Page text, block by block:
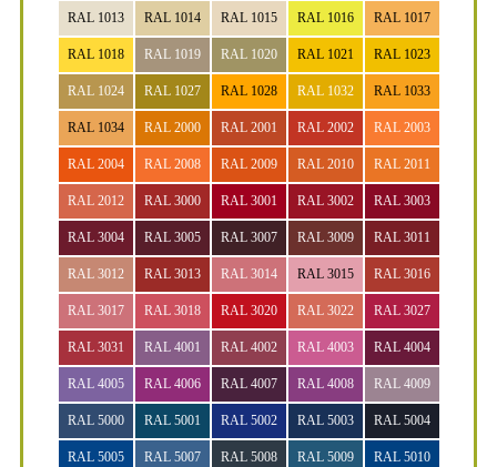
RAL 1013 RAL 1014 RAL 1015 RAL 1016 RAL 1017
RAL 1018 RAL 1019 RAL 1020 RAL 1021 RAL 1023
RAL 1024 RAL 1027 RAL 1028 RAL 1032 RAL 1033
RAL 1034 RAL 2000 RAL 2001 RAL 2002 RAL 2003
RAL 2004 RAL 2008 RAL 2009 RAL 2010 RAL 2011
RAL 2012 RAL 3000 RAL 3001 RAL 3002 RAL 3003
RAL 3004 RAL 3005 RAL 3007 RAL 3009 RAL 3011
RAL 3012 RAL 3013 RAL 3014 RAL 3015 RAL 3016
RAL 3017 RAL 3018 RAL 3020 RAL 3022 RAL 3027
RAL 3031 RAL 4001 RAL 4002 RAL 4003 RAL 4004
RAL 4005 RAL 4006 RAL 4007 RAL 4008 RAL 4009
RAL 5000 RAL 5001 RAL 5002 RAL 5003 RAL 5004
RAL 5005 RAL 5007 RAL 5008 RAL 5009 RAL 5010